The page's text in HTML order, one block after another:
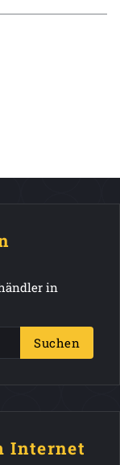
in
Suchen
Internet